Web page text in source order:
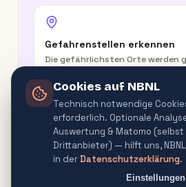
Gefahrenstellen erkennen
Die gefährlichsten Orte werden
In der Route warnen
Routenplaner & Navigator
Gefahrenquellen.
Cookies auf NBNL
Technisch notwendige
erforderlich. Optionale
Auswertung & Matomo
Drittanbieter) — hilft uns,
in derDatenschutzerklärung.
Einstellungen